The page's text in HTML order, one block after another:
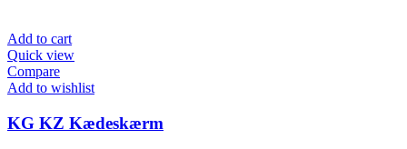
Add to cart
Quick view
Compare
Add to wishlist
KG KZ Kædeskærm